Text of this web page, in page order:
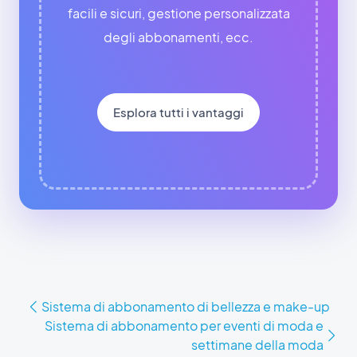
facili e sicuri, gestione personalizzata
degli abbonamenti, ecc.
Esplora tutti i vantaggi
Sistema di abbonamento di bellezza e make-up
Sistema di abbonamento per eventi di moda e
settimane della moda